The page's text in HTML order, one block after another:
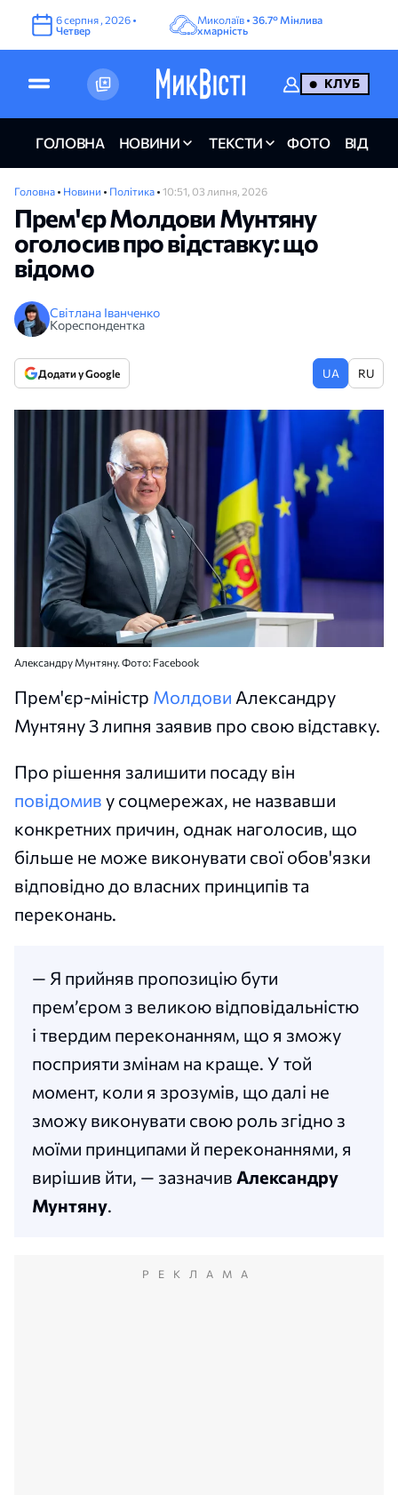
6серпня ,2026 •
Четвер
Миколаїв •36.7° Мінлива
хмарність
КЛУБ
ГОЛОВНА НОВИНИ ТЕКСТИ ФОТО ВІДЕО
Головна • Новини • Політика • 10:51, 03 липня, 2026
Прем'єр Молдови Мунтяну
оголосив про відставку: що
відомо
Світлана Іванченко
Кореспондентка
Додати у Google UA RU
Александру Мунтяну. Фото: Facebook
Прем'єр-міністр Молдови Александру
Мунтяну 3 липня заявив про свою відставку.
Про рішення залишити посаду він
повідомив у соцмережах, не назвавши
конкретних причин, однак наголосив, що
більше не може виконувати свої обов'язки
відповідно до власних принципів та
переконань.
— Я прийняв пропозицію бути
прем’єром з великою відповідальністю
і твердим переконанням, що я зможу
посприяти змінам на краще. У той
момент, коли я зрозумів, що далі не
зможу виконувати свою роль згідно з
моїми принципами й переконаннями, я
вирішив йти, — зазначив Александру
Мунтяну.
РЕКЛАМА